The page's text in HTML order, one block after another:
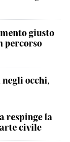
giusto
percorso
occhi,
respinge la
civile